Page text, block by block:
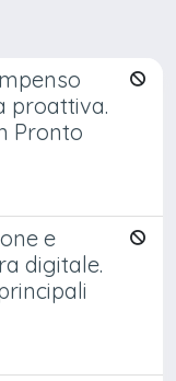
proattiva.
Pronto
e
digitale.